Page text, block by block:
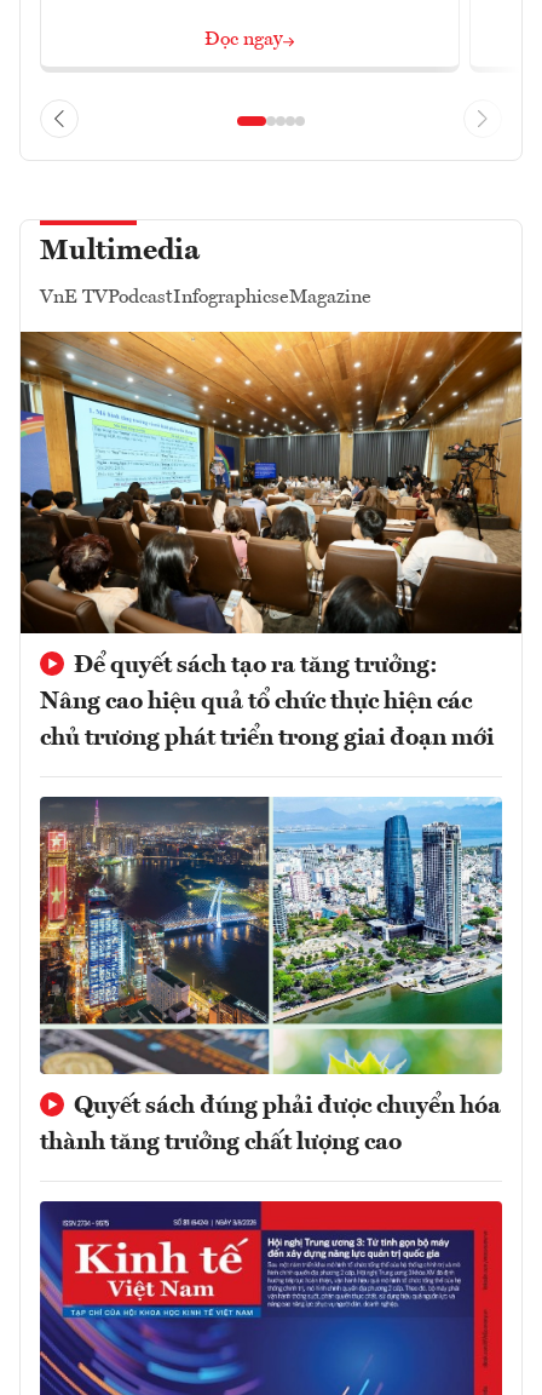
Đọc ngay
Multimedia
VnE TVPodcastInfographicseMagazine
Để quyết sách tạo ra tăng trưởng:
Nâng cao hiệu quả tổ chức thực hiện các
chủ trương phát triển trong giai đoạn mới
Quyết sách đúng phải được chuyển hóa
thành tăng trưởng chất lượng cao